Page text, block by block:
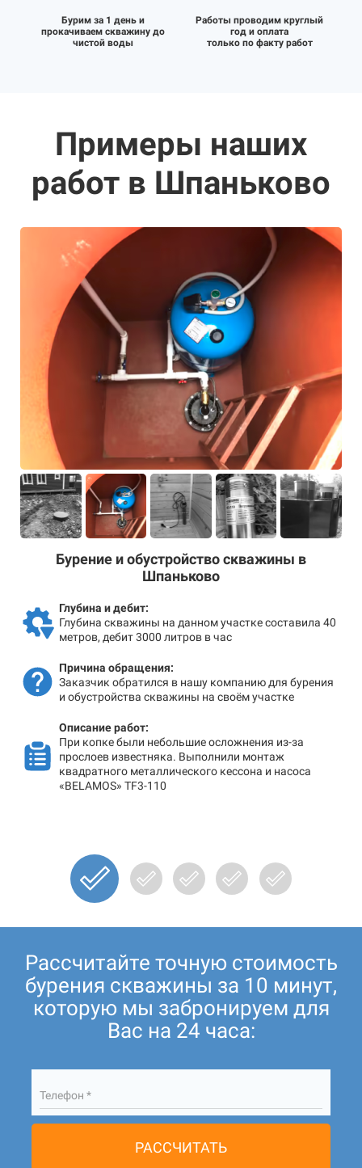
Бурим за 1 день и
прокачиваем скважину до
чистой воды
Работы проводим круглый
год и оплата
только по факту работ
Примеры наших
работ в Шпаньково
Бурение и обустройство скважины в
Шпаньково
Глубина и дебит:
Глубина скважины на данном участке составила 40
метров, дебит 3000 литров в час
Причина обращения:
Заказчик обратился в нашу компанию для бурения
и обустройства скважины на своём участке
Описание работ:
При копке были небольшие осложнения из-за
прослоев известняка. Выполнили монтаж
квадратного металлического кессона и насоса
«BELAMOS» TF3-110
Рассчитайте точную стоимость
бурения скважины за 10 минут,
которую мы забронируем для
Вас на 24 часа:
Телефон *
РАССЧИТАТЬ